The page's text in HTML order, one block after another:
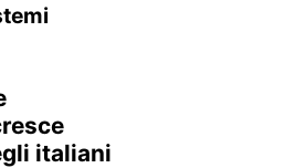
italiani